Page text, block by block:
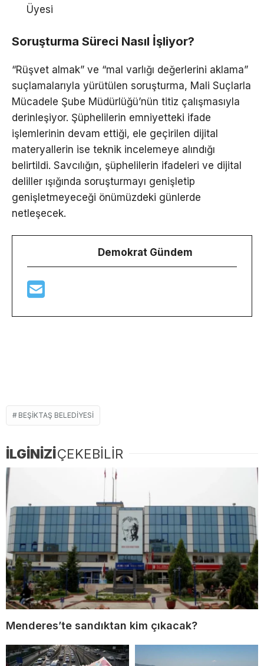
Üyesi
Soruşturma Süreci Nasıl İşliyor?
“Rüşvet almak” ve “mal varlığı değerlerini aklama”
suçlamalarıyla yürütülen soruşturma, Mali Suçlarla
Mücadele Şube Müdürlüğü’nün titiz çalışmasıyla
derinleşiyor. Şüphelilerin emniyetteki ifade
işlemlerinin devam ettiği, ele geçirilen dijital
materyallerin ise teknik incelemeye alındığı
belirtildi. Savcılığın, şüphelilerin ifadeleri ve dijital
deliller ışığında soruşturmayı genişletip
genişletmeyeceği önümüzdeki günlerde
netleşecek.
Demokrat Gündem
BEŞIKTAŞ BELEDIYESI
İLGİNİZİÇEKEBİLİR
Menderes’te sandıktan kim çıkacak?